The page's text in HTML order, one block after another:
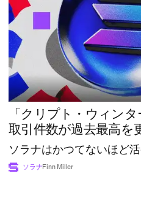
「クリプト・ウィン
取引件数が過去最高を
ソラナはかつてないほど
ソラナFinn Miller